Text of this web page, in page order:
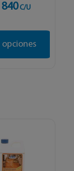
840 C/U
opciones